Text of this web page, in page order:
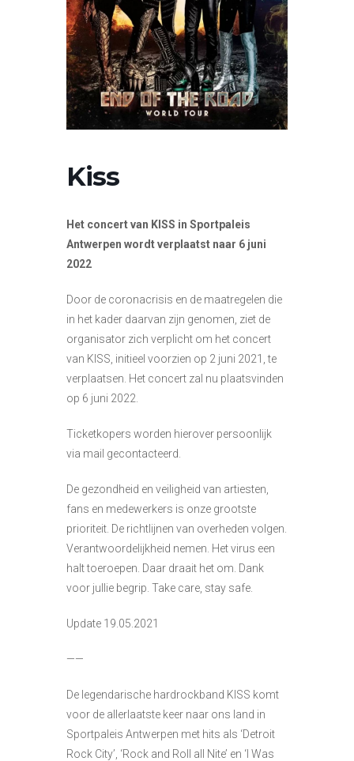
Kiss
Het concert van KISS in Sportpaleis
Antwerpen wordt verplaatst naar 6 juni
2022
Door de coronacrisis en de maatregelen die
in het kader daarvan zijn genomen, ziet de
organisator zich verplicht om het concert
van KISS , initieel voorzien op 2 juni 2021, te
verplaatsen. Het concert zal nu plaatsvinden
op 6 juni 2022.
Ticketkopers worden hierover persoonlijk
via mail gecontacteerd.
De gezondheid en veiligheid van artiesten,
fans en medewerkers is onze grootste
prioriteit. De richtlijnen van overheden volgen.
Verantwoordelijkheid nemen. Het virus een
halt toeroepen. Daar draait het om. Dank
voor jullie begrip. Take care, stay safe.
Update 19.05.2021
——
De legendarische hardrockband KISS komt
voor de allerlaatste keer naar ons land in
Sportpaleis Antwerpen met hits als ‘Detroit
Rock City’, ‘Rock and Roll all Nite’ en ‘I Was